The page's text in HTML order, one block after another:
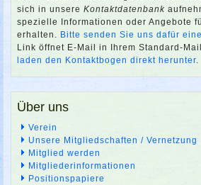
sich in unsereKontaktdatenbank
spezielle Informationen oder Angebote
erhalten. Bitte senden Sie uns dafür
Link öffnet E-Mail in Ihrem Standard-
laden den Kontaktbogen direkt herunter.
Über uns
Verein
Unsere Mitgliedschaften / Vernetzung
Mitglied werden
Mitgliederinformationen
Positionspapiere